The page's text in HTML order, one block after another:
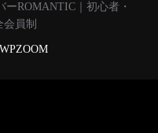
ROMANTIC｜初心者・
員制
WPZOOM